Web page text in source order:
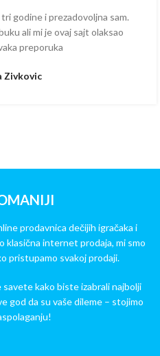
godine i prezadovoljna sam.
ali mi je ovaj sajt olaksao
preporuka
Zivkovic
prodavnica dečijih igračaka i
klasična internet prodaja, mi smo
pristupamo svakoj prodaji.
kako biste izabrali najbolji
god da su vaše dileme – stojimo